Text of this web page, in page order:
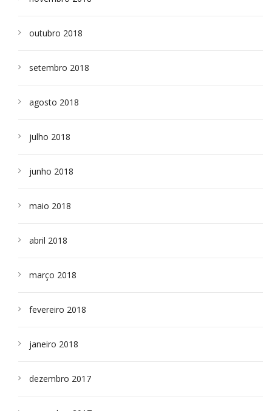
outubro 2018
setembro 2018
agosto 2018
julho 2018
junho 2018
maio 2018
abril 2018
março 2018
fevereiro 2018
janeiro 2018
dezembro 2017